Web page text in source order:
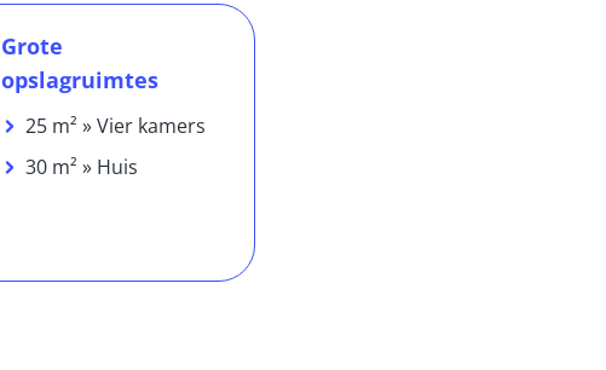
Grote
opslagruimtes
25 m² » Vier kamers
30 m² » Huis